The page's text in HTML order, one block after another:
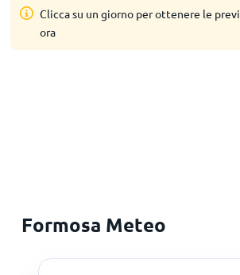
Clicca su un giorno per ottenere le
ora
Formosa Meteo